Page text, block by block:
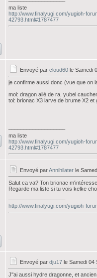
ma liste
http://www.finalyugi.com/yugioh-
42793.html#1787477
Envoyé par cloud60 le Samedi
je confirme aussi donc (vue que on
moi: dragon ailé de ra, yubel
toi: brionac X3 larve de brume X2 et
ma liste
http://www.finalyugi.com/yugioh-
42793.html#1787477
Envoyé parAnnihilater le
Salut ca va? Ton brionac
Regarde ma liste si tu vois kelke
http://www.finalyugi.com/yugioh-
Envoyé par dju17 le Samedi 04
J''ai aussi hydre dragonne, et